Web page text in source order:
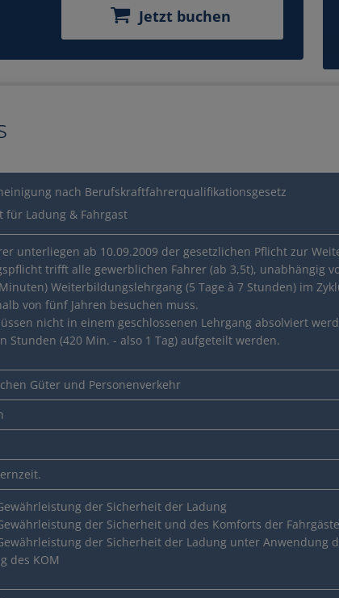
Jetzt buchen
nach Berufskraftfahrerqualifikationsgesetz
für Ladung & Fahrgast
unterliegen ab 10.09.2009 der gesetzlichen Pflicht zur
trifft alle gewerblichen Fahrer (ab 3,5t), unabhängig
Weiterbildungslehrgang (5 Tage à 7 Stunden) im
von fünf Jahren besuchen muss.
nicht in einem geschlossenen Lehrgang absolviert
Stunden (420 Min. - also 1 Tag) aufgeteilt werden.
Güter und Personenverkehr
der Sicherheit der Ladung
der Sicherheit und des Komforts der Fahrgäste
der Sicherheit der Ladung unter Anwendung
des KOM